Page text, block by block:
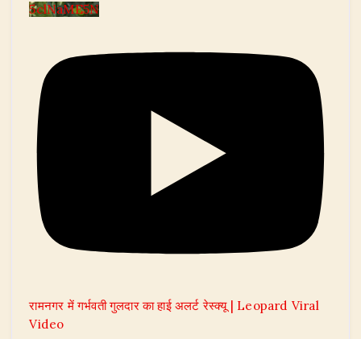
5clNaME5N
रामनगर में गर्भवती गुलदार का हाई अलर्ट रेस्क्यू | Leopard Viral
Video